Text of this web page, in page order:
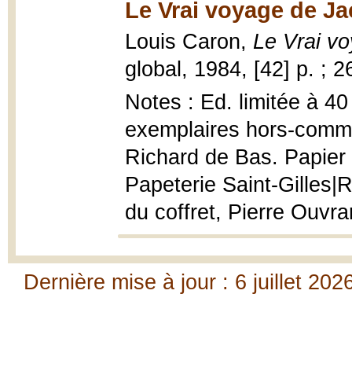
Le Vrai voyage de
Louis Caron, Le Vrai
global, 1984, [42] p. ;
Notes : Ed. limitée à
exemplaires hors-
Richard de Bas.
Papeterie Saint-
du coffret, Pierre
Dernière mise à jour : 6 juillet